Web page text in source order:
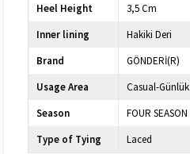
Heel Height
3,5 Cm
Inner lining
Hakiki Deri
Brand
GÖNDERİ(R)
Usage Area
Casual-Günlük
Season
FOUR SEASON
Type of Tying
Laced